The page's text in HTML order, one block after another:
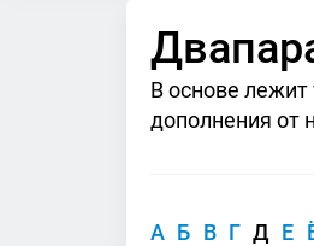
В основе
дополнения от
А Б В Г Д Е